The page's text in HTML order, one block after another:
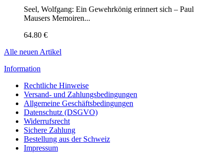
Seel, Wolfgang: Ein Gewehrkönig erinnert sich – Paul
Mausers Memoiren...
64.80 €
Alle neuen Artikel
Information
Rechtliche Hinweise
Versand- und Zahlungsbedingungen
Allgemeine Geschäftsbedingungen
Datenschutz (DSGVO)
Widerrufsrecht
Sichere Zahlung
Bestellung aus der Schweiz
Impressum